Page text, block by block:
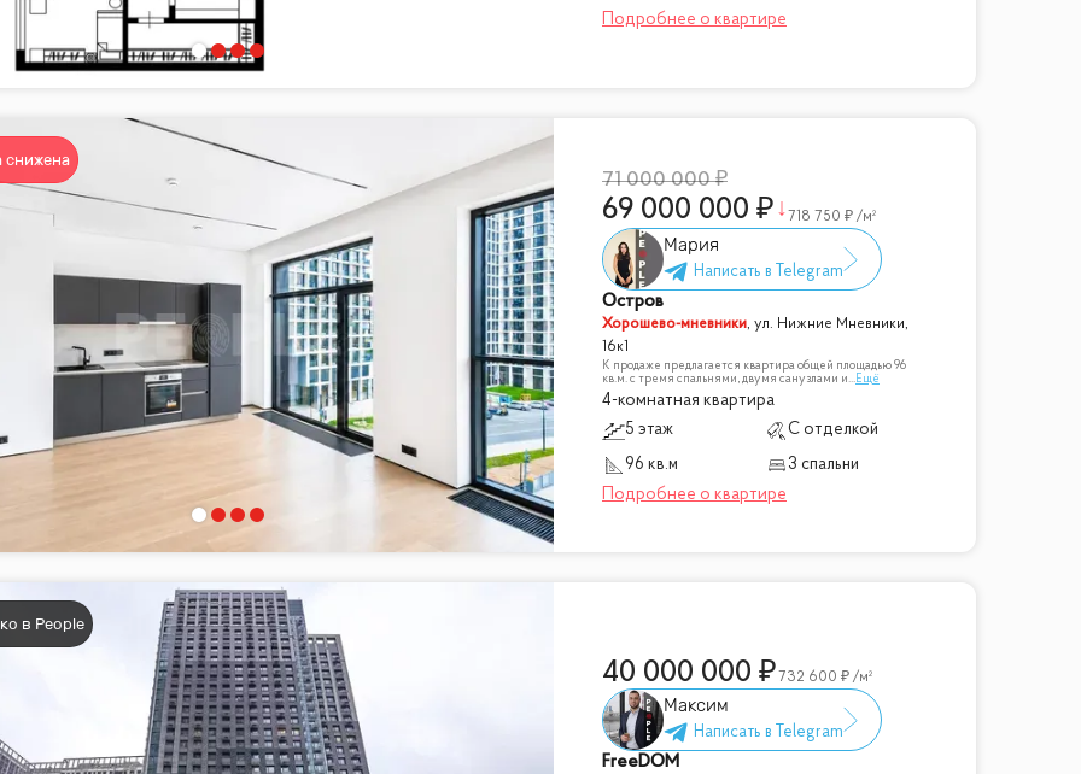
снижена
71 000 000
69 000 000 718 750 /м²
Мария
Остров
Хорошево-мневники, ул. Нижние Мневники,
16к1
К продаже предлагается квартира общей площадью 96
кв.м. с тремя спальнями, двумя санузлами и...Ещё
4-комнатная квартира
5 этаж
С отделкой
96 кв.м
3 спальни
в People
40 000 000 732 600 /м²
Максим
FreeDOM